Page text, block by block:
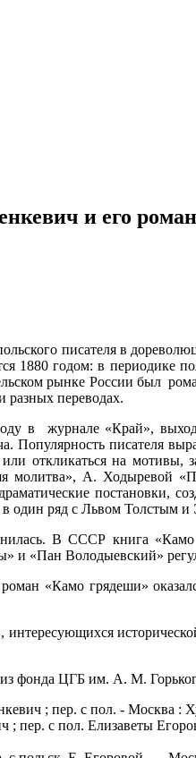
и его
писателя в
1880 годом: в периодике
рынке России был
разных переводах.
в журнале «Край»,
Популярность писателя
откликаться на мотивы,
молитва», А. Ходыревой
постановки,
в один ряд с Львом Толстым
В СССР книга
и «Пан Володыевский»
«Камо грядеши»
фонда ЦГБ им. А. М.
; пер. с пол. - Москва :
пер. с пол. Елизаветы